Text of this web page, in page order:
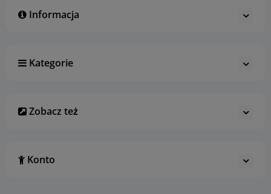
Informacja
Kategorie
Zobacz też
Konto